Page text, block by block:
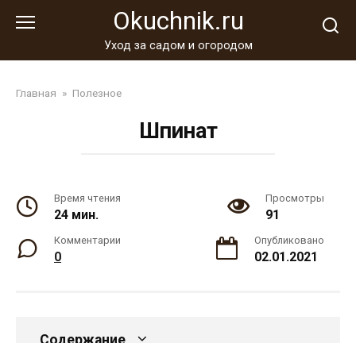
Okuchnik.ru
Уход за садом и огородом
Главная » Полезное
Шпинат
Время чтения
24 мин.
Просмотры
91
Комментарии
0
Опубликовано
02.01.2021
Содержание